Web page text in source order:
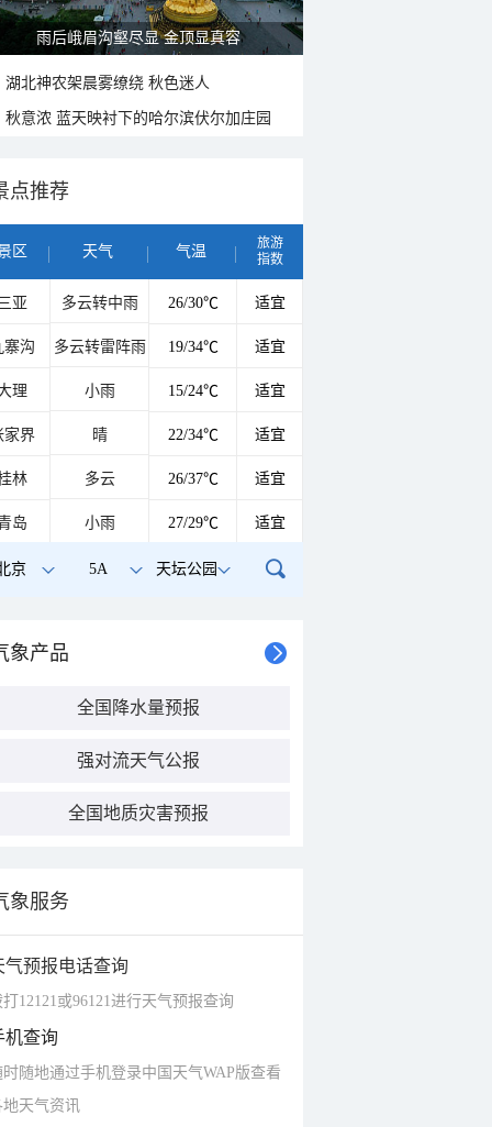
雨后峨眉沟壑尽显 金顶显真容
湖北神农架晨雾缭绕 秋色迷人
秋意浓 蓝天映衬下的哈尔滨伏尔加庄园
点推荐
区 天气 气温
旅游
指数
亚 多云转中雨 26/30℃ 适宜
寨沟 多云转雷阵雨 19/34℃ 适宜
理 小雨 15/24℃ 适宜
家界 晴 22/34℃ 适宜
林 多云 26/37℃ 适宜
岛 小雨 27/29℃ 适宜
京 5A 天坛公园
象产品
全国降水量预报
强对流天气公报
全国地质灾害预报
象服务
气预报电话查询
打12121或96121进行天气预报查询
机查询
时随地通过手机登录中国天气WAP版查看
地天气资讯